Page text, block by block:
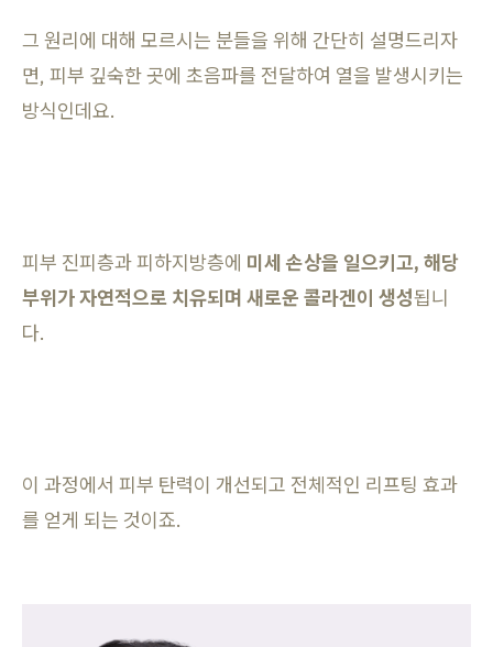
그 원리에 대해 모르시는 분들을 위해 간단히 설명드리자
면, 피부 깊숙한 곳에 초음파를 전달하여 열을 발생시키는
방식인데요.
피부 진피층과 피하지방층에 미세 손상을 일으키고, 해당
부위가 자연적으로 치유되며 새로운 콜라겐이 생성됩니
다.
이 과정에서 피부 탄력이 개선되고 전체적인 리프팅 효과
를 얻게 되는 것이죠.